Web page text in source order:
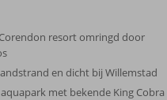
resort omringd door
en dicht bij Willemstad
met bekende King Cobra